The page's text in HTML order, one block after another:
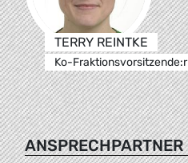
TERRY REINTKE
Ko-Fraktionsvorsitzende:r
ANSPRECHPARTNER